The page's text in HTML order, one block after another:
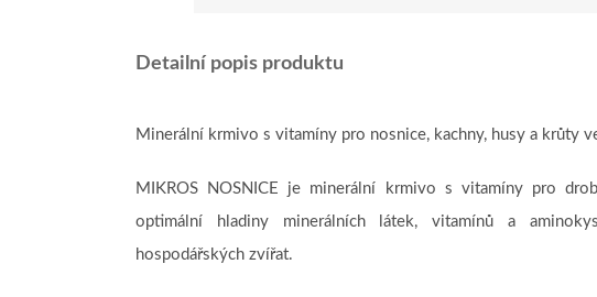
Detailní popis produktu
Minerální krmivo s vitamíny pro nosnice, kachny, husy a krůty
MIKROS NOSNICE je minerální krmivo s vitamíny pro
optimální hladiny minerálních látek, vitamínů a
hospodářských zvířat.